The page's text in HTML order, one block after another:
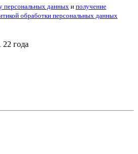
персональных данных и получение
обработки персональных данных